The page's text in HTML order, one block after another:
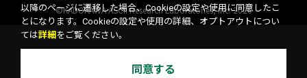
©KADOKAWA ASCII Research Laboratories, Inc. 2026
以降のページに遷移した場合、Cookieの設定や使用に同意したこ
とになります。Cookieの設定や使用の詳細、オプトアウトについ
ては詳細 をご覧ください。
同意する